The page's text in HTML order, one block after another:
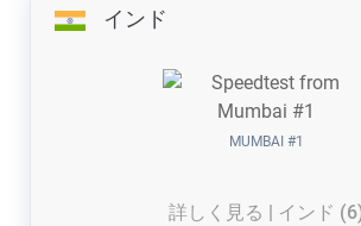
インド
MUMBAI #1
詳しく見る | インド